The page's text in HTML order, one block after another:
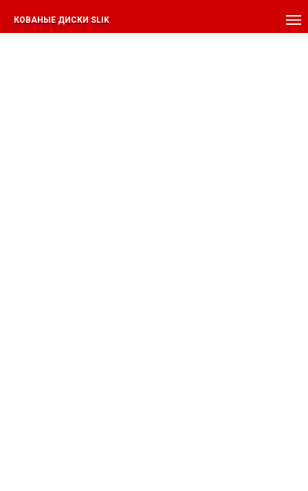
КОВАНЫЕ ДИСКИ SLIK